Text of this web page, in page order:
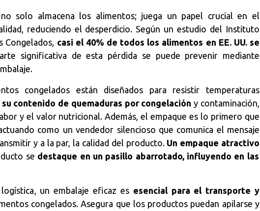
solo almacena los alimentos; juega un papel crucial en el
reduciendo el desperdicio. Según un estudio del Instituto
Congelados, casi el 40% de todos los alimentos en EE. UU. se
significativa de esta pérdida se puede prevenir mediante
congelados están diseñados para resistir temperaturas
contenido de quemaduras por congelación y contaminación,
y el valor nutricional. Además, el empaque es lo primero que
como un vendedor silencioso que comunica el mensaje
y a la par, la calidad del producto. Un empaque atractivo
se destaque en un pasillo abarrotado, influyendo en las
un embalaje eficaz esesencial para el transporte y
congelados. Asegura que los productos puedan apilarse y